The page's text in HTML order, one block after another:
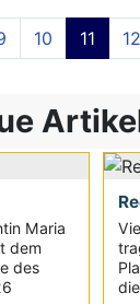
10 11 12
Maria
dem
des